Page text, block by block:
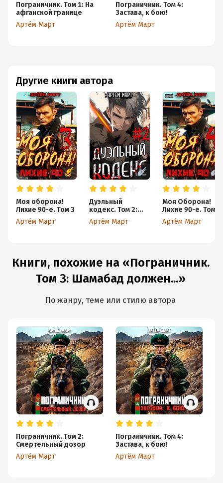
Другие книги автора
Моя оборона!
Лихие 90-е. Том 3
Артём Март
Дуэльный
кодекс. Том 2:
Черная книга
Артём Март
Моя Оборона!
Лихие 90-е. Том 4
Артём Март
Пограничник. Том 1: На
афганской границе
Артём Март
Пограничник. Том 4:
Застава, к бою!
Артём Март
Книги, похожие на «Пограничник.
Том 3: Шамабад должен...»
По жанру, теме или стилю автора
Пограничник. Том 2:
Смертельный дозор
Артём Март
Пограничник. Том 4:
Застава, к бою!
Артём Март